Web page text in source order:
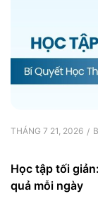
THÁNG 7 21, 2026
Học tập tối
quả mỗi ngày